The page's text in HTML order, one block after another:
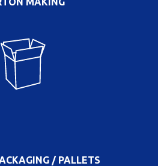
/ PALLETS